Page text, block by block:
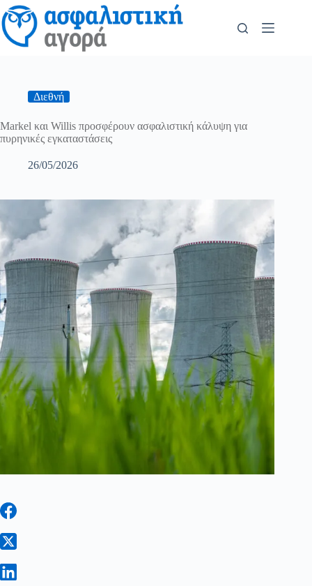
Διεθνή
Markel και Willis προσφέρουν ασφαλιστική κάλυψη για
πυρηνικές εγκαταστάσεις
26/05/2026